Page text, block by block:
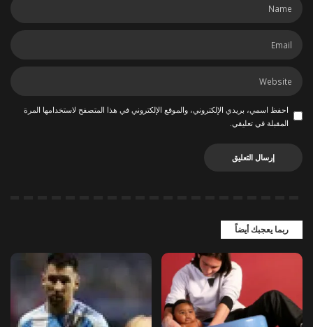
احفظ اسمي، بريدي الإلكتروني، والموقع الإلكتروني في هذا المتصفح لاستخدامها المرة
المقبلة في تعليقي.
ربما يعجبك أيضاً